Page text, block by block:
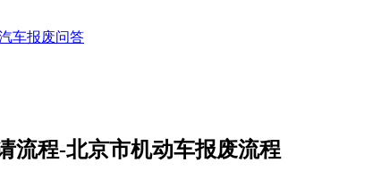
车报废问答
流程-北京市机动车报废流程